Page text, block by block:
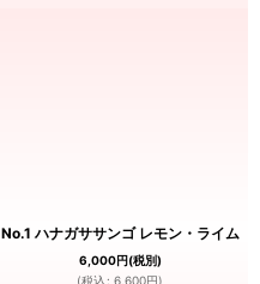
No.1 ハナガササンゴ レモン・ライム
6,000円(税別)
(税込 : 6,600円)